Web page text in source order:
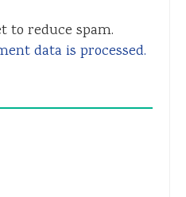
to reduce spam.
data is processed.